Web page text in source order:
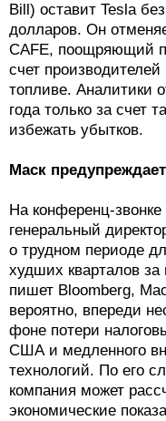
Bill) оставит Tesla
долларов. Он
CAFE, поощряющий
счет
топливе. Аналитики
года только за счет
избежать убытков.
Маск
На конференц-звонке
генеральный
о трудном периоде
худших кварталов за
пишет Bloomberg,
вероятно, впереди
фоне потери
США и медленного
технологий. По его
компания может
экономические